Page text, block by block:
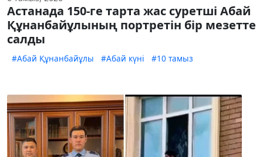
Астанада 150-ге тарта жас суретші Абай
Құнанбайұлының портретін бір мезетте
салды
#Абай Құнанбайұлы #Абай күні #10 тамыз